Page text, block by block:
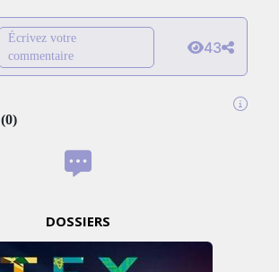
Écrivez votre
commentaire
43
(0)
DOSSIERS